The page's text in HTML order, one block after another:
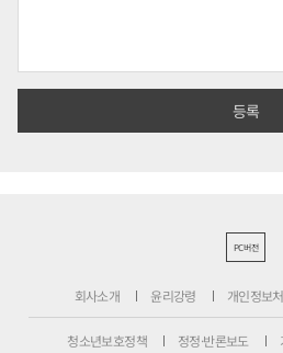
PC버전
회사소개 윤리강령 개인정보
청소년보호정책 정정·반론보도